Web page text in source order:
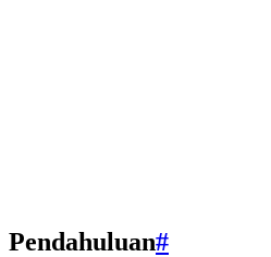
Pendahuluan#